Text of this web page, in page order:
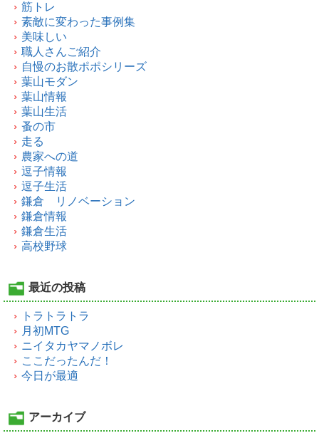
筋トレ
素敵に変わった事例集
美味しい
職人さんご紹介
自慢のお散ポポシリーズ
葉山モダン
葉山情報
葉山生活
蚤の市
走る
農家への道
逗子情報
逗子生活
鎌倉 リノベーション
鎌倉情報
鎌倉生活
高校野球
最近の投稿
トラトラトラ
月初MTG
ニイタカヤマノボレ
ここだったんだ！
今日が最適
アーカイブ